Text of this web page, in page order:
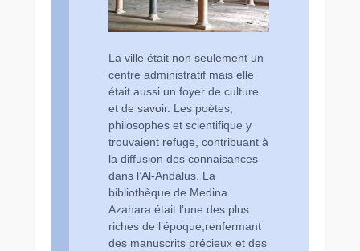
La ville était non seulement un
centre administratif mais elle
était aussi un foyer de culture
et de savoir. Les poètes,
philosophes et scientifique y
trouvaient refuge, contribuant à
la diffusion des connaisances
dans l’Al-Andalus. La
bibliothèque de Medina
Azahara était l’une des plus
riches de l’époque,renfermant
des manuscrits précieux et des